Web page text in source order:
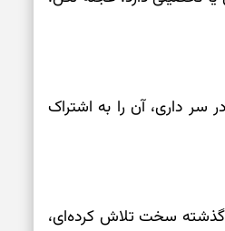
داری، آن را به اشتراک
گذشته سخت تلاش کرده‌ای،